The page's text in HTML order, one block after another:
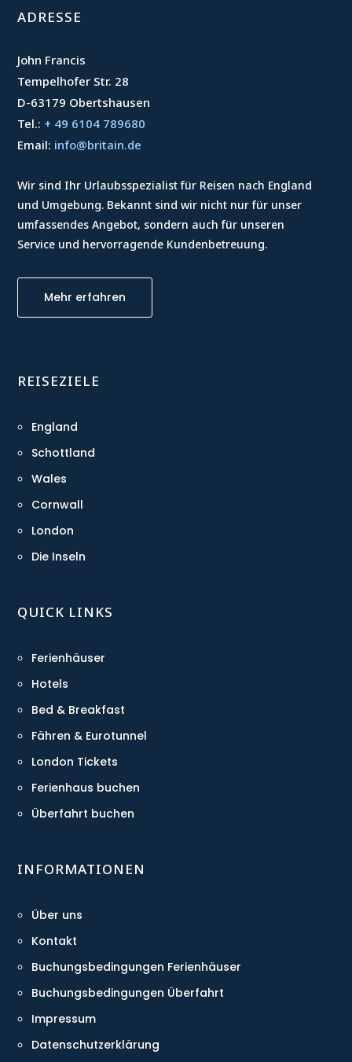
ADRESSE
John Francis
Tempelhofer Str. 28
D-63179 Obertshausen
Tel.: + 49 6104 789680
Email: info@britain.de
Wir sind Ihr Urlaubsspezialist für Reisen nach England
und Umgebung. Bekannt sind wir nicht nur für unser
umfassendes Angebot, sondern auch für unseren
Service und hervorragende Kundenbetreuung.
Mehr erfahren
REISEZIELE
England
Schottland
Wales
Cornwall
London
Die Inseln
QUICK LINKS
Ferienhäuser
Hotels
Bed & Breakfast
Fähren & Eurotunnel
London Tickets
Ferienhaus buchen
Überfahrt buchen
INFORMATIONEN
Über uns
Kontakt
Buchungsbedingungen Ferienhäuser
Buchungsbedingungen Überfahrt
Impressum
Datenschutzerklärung